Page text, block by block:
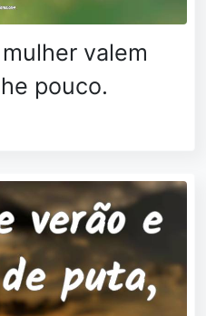
valem
pouco.